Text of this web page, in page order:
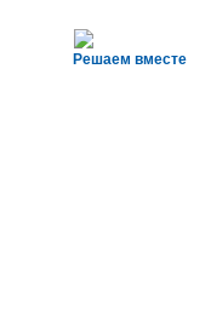
Решаем вместе